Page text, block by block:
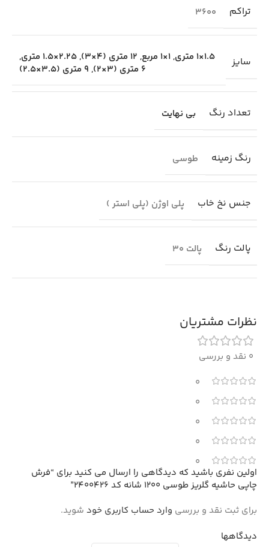
تراکم 3600
سایز 1.5×1 متری ,1×1 مربع , 12 متری (4×3) ,2.25×1.5 متری
,
6 متری (3×2)
, 9 متری (3.5×2.5)
تعداد رنگ بی نهایت
رنگ زمینه طوسی
جنس نخ خاب پلی اوژن (پلی استر )
پالت رنگ پالت 30
نظرات مشتریان
0 نقد و بررسی
0
0
0
0
0
دیدگاهها
اولین نفری باشید که دیدگاهی را ارسال می کنید برای “فرش
چاپی حاشیه گلریز طوسی 1200 شانه کد 2400426”
برای ثبت نقد و بررسی وارد حساب کاربری خود شوید.